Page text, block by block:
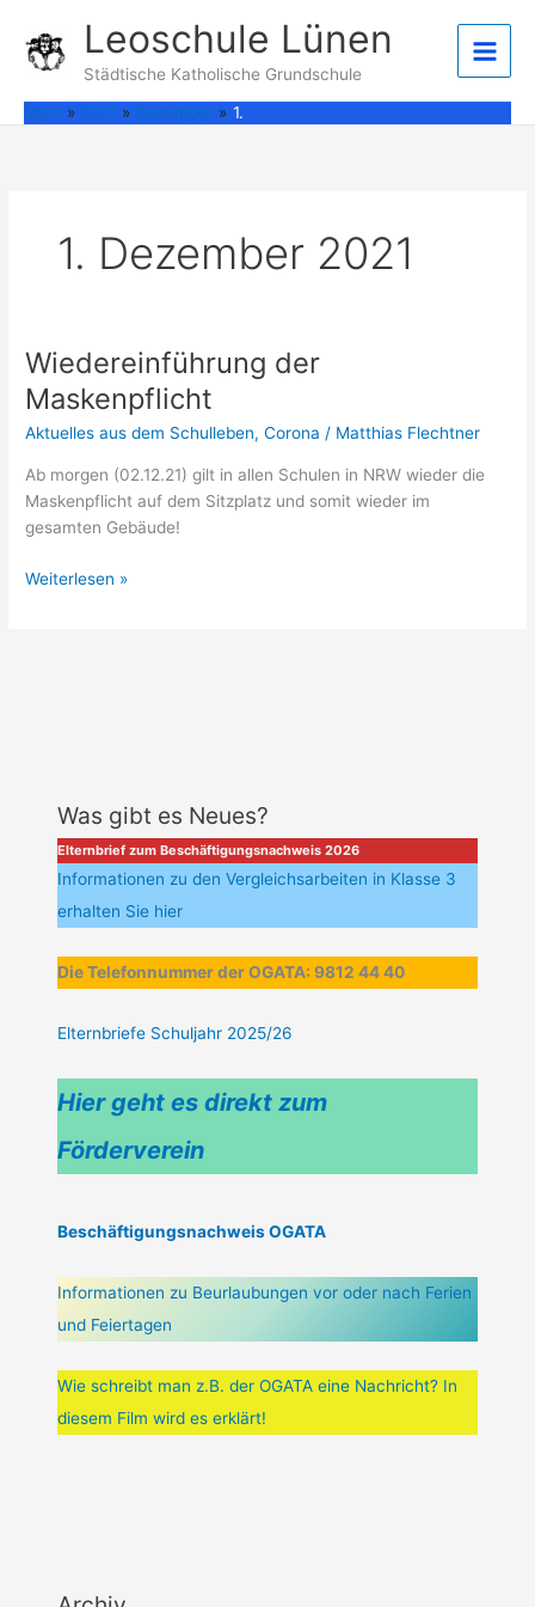
Inhalt
springen
Leoschule Lünen
Städtische Katholische Grundschule
Start 2021 Dezember 1.
1. Dezember 2021
Wiedereinführung der
Maskenpflicht
Aktuelles aus dem Schulleben,Corona / Matthias Flechtner
Ab morgen (02.12.21) gilt in allen Schulen in NRW wieder die
Maskenpflicht auf dem Sitzplatz und somit wieder im
gesamten Gebäude!
Wiedereinführung
Weiterlesen »
Was gibt es Neues?
Elternbrief zum Beschäftigungsnachweis 2026
Informationen zu den Vergleichsarbeiten in Klasse 3
erhalten Sie hier
Die Telefonnummer der OGATA: 9812 44 40
Elternbriefe Schuljahr 2025/26
Hier geht es direkt zum
Förderverein
Beschäftigungsnachweis OGATA
Informationen zu Beurlaubungen vor oder nach Ferien
und Feiertagen
Wie schreibt man z.B. der OGATA eine Nachricht? In
diesem Film wird es erklärt!